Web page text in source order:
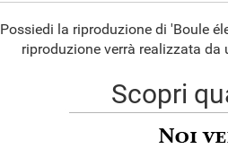
Possiedi la riproduzione di 'Boule
riproduzione verrà realizzata
Scopri